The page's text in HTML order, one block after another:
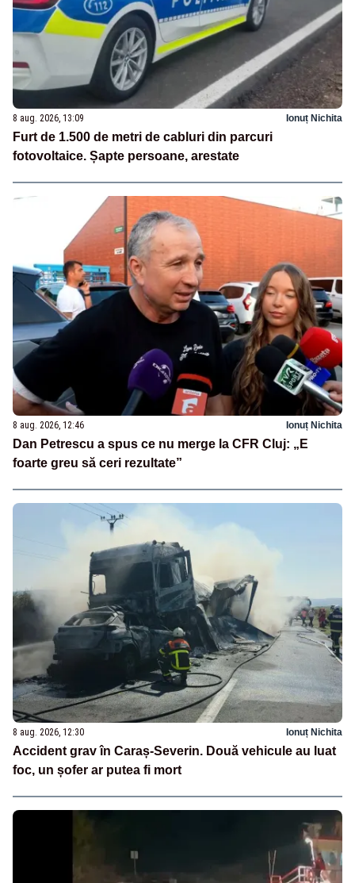
8 aug. 2026, 13:09 Ionuț Nichita
Furt de 1.500 de metri de cabluri din parcuri
fotovoltaice. Șapte persoane, arestate
8 aug. 2026, 12:46 Ionuț Nichita
Dan Petrescu a spus ce nu merge la CFR Cluj: „E
foarte greu să ceri rezultate”
8 aug. 2026, 12:30 Ionuț Nichita
Accident grav în Caraș-Severin. Două vehicule au luat
foc, un șofer ar putea fi mort